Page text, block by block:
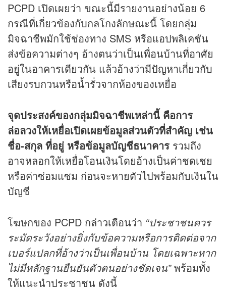
PCPD เปิดเผยว่า ขณะนี้มีรายงานอย่างน้อย 6
กรณีที่เกี่ยวข้องกับกลโกงลักษณะนี้ โดยกลุ่ม
มิจฉาชีพมักใช้ช่องทาง SMS หรือแอปพลิเคชัน
ส่งข้อความต่างๆ อ้างตนว่าเป็นเพื่อนบ้านที่อาศัย
อยู่ในอาคารเดียวกัน แล้วอ้างว่ามีปัญหาเกี่ยวกับ
เสียงรบกวนหรือน้ำรั่วจากห้องของเหยื่อ
จุดประสงค์ของกลุ่มมิจฉาชีพเหล่านี้ คือการ
ล่อลวงให้เหยื่อเปิดเผยข้อมูลส่วนตัวที่สำคัญ เช่น
ชื่อ-สกุล ที่อยู่ หรือข้อมูลบัญชีธนาคาร รวมถึง
อาจหลอกให้เหยื่อโอนเงินโดยอ้างเป็นค่าชดเชย
หรือค่าซ่อมแซม ก่อนจะหายตัวไปพร้อมกับเงินใน
บัญชี
โฆษกของ PCPD กล่าวเตือนว่า “ประชาชนควร
ระมัดระวังอย่างยิ่งกับข้อความหรือการติดต่อจาก
เบอร์แปลกที่อ้างว่าเป็นเพื่อนบ้าน โดยเฉพาะหาก
ไม่มีหลักฐานยืนยันตัวตนอย่างชัดเจน”พร้อมทั้ง
ให้แนะนำประชาชน ดังนี้